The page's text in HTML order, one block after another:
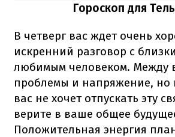
Гороскоп для
В четверг вас ждет очень
искренний разговор с
любимым человеком. Между
проблемы и напряжение, но
вас не хочет отпускать эту
верите в ваше общее
Положительная энергия